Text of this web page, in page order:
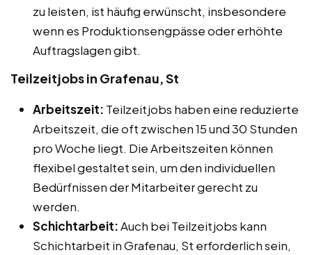
zu leisten, ist häufig erwünscht, insbesondere
wenn es Produktionsengpässe oder erhöhte
Auftragslagen gibt.
Teilzeitjobs in Grafenau, St
Arbeitszeit: Teilzeitjobs haben eine reduzierte
Arbeitszeit, die oft zwischen 15 und 30 Stunden
pro Woche liegt. Die Arbeitszeiten können
flexibel gestaltet sein, um den individuellen
Bedürfnissen der Mitarbeiter gerecht zu
werden.
Schichtarbeit:Auch bei Teilzeitjobs kann
Schichtarbeit in Grafenau, St erforderlich sein,